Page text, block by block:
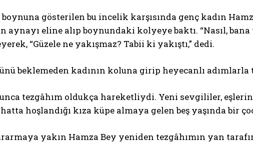
boynuna gösterilen bu incelik karşısında genç kadın
aynayı eline alıp boynundaki kolyeye baktı. “Nasıl, bana
“Güzele ne yakışmaz? Tabii ki yakıştı,” dedi.
beklemeden kadının koluna girip heyecanlı
tezgâhım oldukça hareketliydi. Yeni sevgililer,
hoşlandığı kıza küpe almaya gelen beş yaşında bir
yakın Hamza Bey yeniden tezgâhımın yan